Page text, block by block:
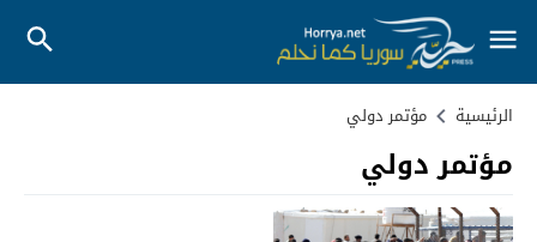
الرئيسية مؤتمر دولي
مؤتمر دولي